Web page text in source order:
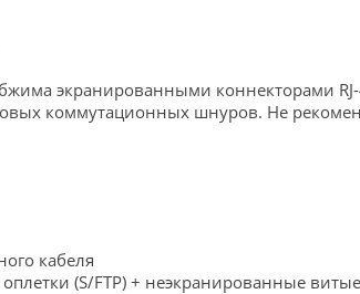
экранированными коннекторами
коммутационных шнуров. Не
кабеля
(S/FTP) + неэкранированные